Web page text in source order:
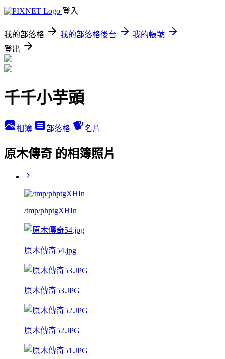
登入
我的部落格 我的部落格後台
我的帳號
登出
千千小芋頭
相簿 部落格 名片
原木傳奇 的相簿照片
/tmp/phptgXHIn
原木傳奇54.jpg
原木傳奇53.JPG
原木傳奇52.JPG